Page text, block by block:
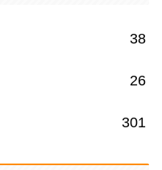
38
26
301